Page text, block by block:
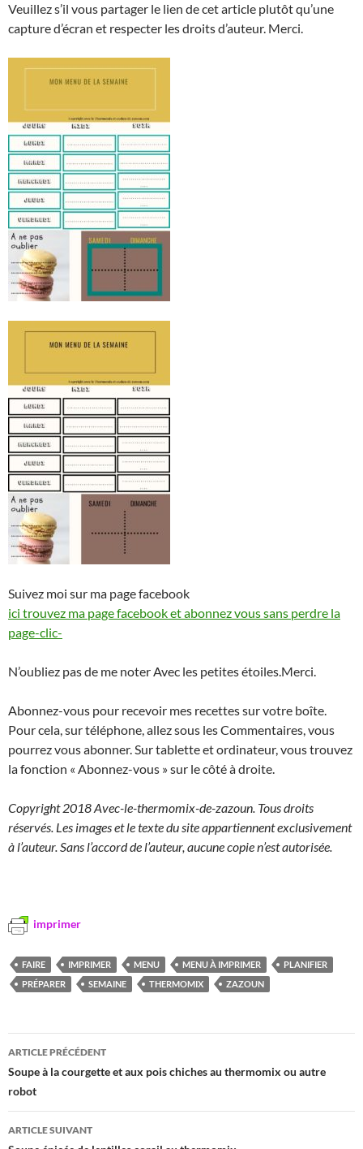
Veuillez s’il vous partager le lien de cet article plutôt qu’une
capture d’écran et respecter les droits d’auteur. Merci.
Suivez moi sur ma page facebook
ici trouvez ma page facebook et abonnez vous sans perdre la
page-clic-
N’oubliez pas de me noter Avec les petites étoiles.Merci.
Abonnez-vous pour recevoir mes recettes sur votre boîte.
Pour cela, sur téléphone, allez sous les Commentaires, vous
pourrez vous abonner. Sur tablette et ordinateur, vous trouvez
la fonction « Abonnez-vous » sur le côté à droite.
Copyright 2018 Avec-le-thermomix-de-zazoun. Tous droits
réservés. Les images et le texte du site appartiennent exclusivement
à l’auteur. Sans l’accord de l’auteur, aucune copie n’est autorisée.
imprimer
FAIRE IMPRIMER MENU MENU À IMPRIMER
PLANIFIER
PRÉPARER
SEMAINE THERMOMIX ZAZOUN
Navigation
des
articles
ARTICLE PRÉCÉDENT
Soupe à la courgette et aux pois chiches au thermomix ou autre
robot
ARTICLE SUIVANT